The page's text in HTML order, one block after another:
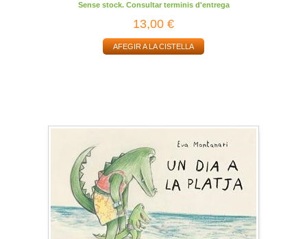
Sense stock. Consultar terminis d'entrega
13,00 €
AFEGIR A LA CISTELLA